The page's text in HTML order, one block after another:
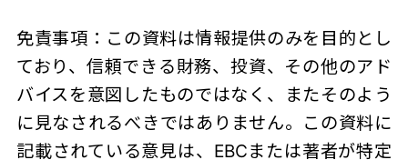
免責事項：この資料は情報提供のみを目的とし
ており、信頼できる財務、投資、その他のアド
バイスを意図したものではなく、またそのよう
に見なされるべきではありません。この資料に
記載されている意見は、EBCまたは著者が特定